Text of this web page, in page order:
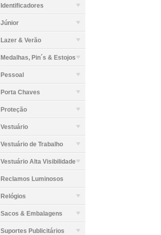
Identificadores
Júnior
Lazer & Verão
Medalhas, Pin´s & Estojos
Pessoal
Porta Chaves
Proteção
Vestuário
Vestuário de Trabalho
Vestuário Alta Visibilidade
Reclamos Luminosos
Relógios
Sacos & Embalagens
Suportes Publicitários